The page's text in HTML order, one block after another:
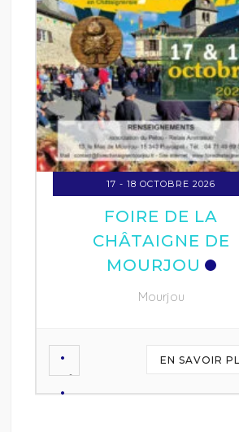
17 - 18 OCTOBRE 2026
FOIRE DE LA
CHÂTAIGNE DE
MOURJOU
Mourjou
EN SAVOIR